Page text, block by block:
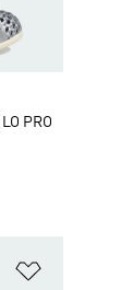
PRO